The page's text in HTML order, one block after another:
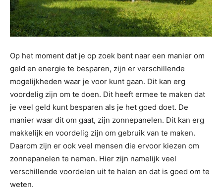
Op het moment dat je op zoek bent naar een manier om
geld en energie te besparen, zijn er verschillende
mogelijkheden waar je voor kunt gaan. Dit kan erg
voordelig zijn om te doen. Dit heeft ermee te maken dat
je veel geld kunt besparen als je het goed doet. De
manier waar dit om gaat, zijn zonnepanelen. Dit kan erg
makkelijk en voordelig zijn om gebruik van te maken.
Daarom zijn er ook veel mensen die ervoor kiezen om
zonnepanelen te nemen. Hier zijn namelijk veel
verschillende voordelen uit te halen en dat is goed om te
weten.